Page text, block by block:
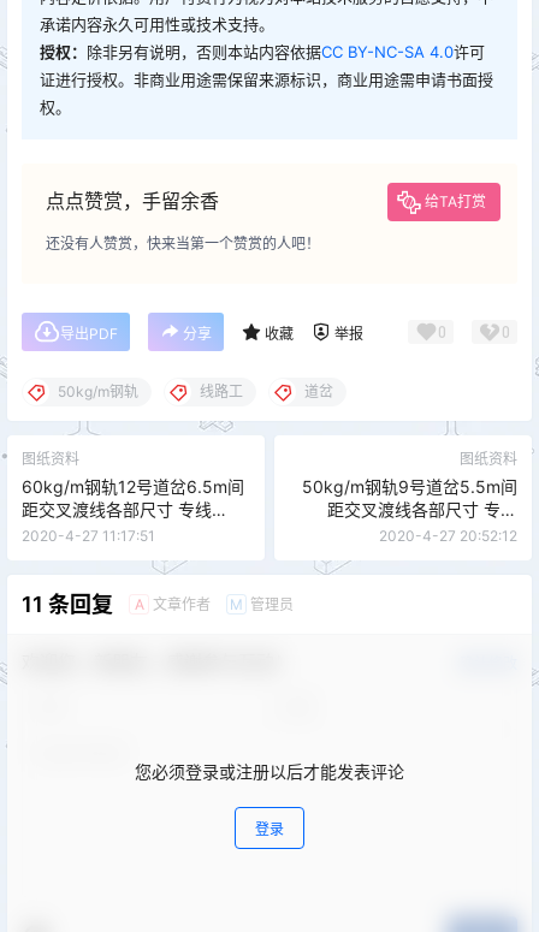
承诺内容永久可用性或技术支持。
授权： 除非另有说明，否则本站内容依据CC BY-NC-SA 4.0许可
证进行授权。非商业用途需保留来源标识，商业用途需申请书面授
权。
点点赞赏，手留余香 给TA打赏
还没有人赞赏，快来当第一个赞赏的人吧！
导出PDF 分享 收藏 举报 0 0
50kg/m钢轨 线路工 道岔
图纸资料
60kg/m钢轨12号道岔6.5m间
距交叉渡线各部尺寸 专线
7636 CZ551
2020-4-27 11:17:51
图纸资料
50kg/m钢轨9号道岔5.5m间
距交叉渡线各部尺寸 专线
(02)7665-Ⅰ CZ2249
2020-4-27 20:52:12
11 条回复 A 文章作者 M 管理员
您必须登录或注册以后才能发表评论
登录